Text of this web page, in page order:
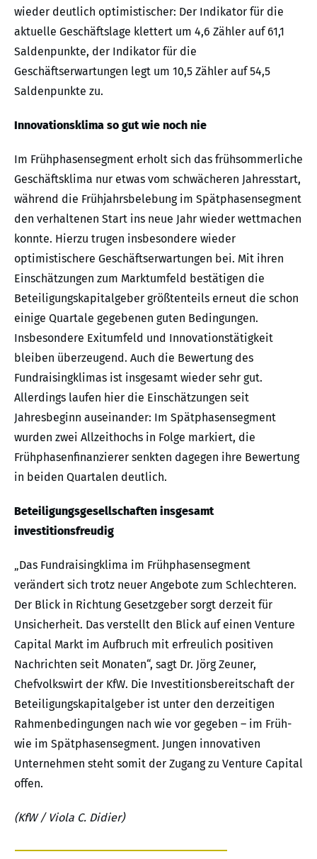
wieder deutlich optimistischer: Der Indikator für die
aktuelle Geschäftslage klettert um 4,6 Zähler auf 61,1
Saldenpunkte, der Indikator für die
Geschäftserwartungen legt um 10,5 Zähler auf 54,5
Saldenpunkte zu.
Innovationsklima so gut wie noch nie
Im Frühphasensegment erholt sich das frühsommerliche
Geschäftsklima nur etwas vom schwächeren Jahresstart,
während die Frühjahrsbelebung im Spätphasensegment
den verhaltenen Start ins neue Jahr wieder wettmachen
konnte. Hierzu trugen insbesondere wieder
optimistischere Geschäftserwartungen bei. Mit ihren
Einschätzungen zum Marktumfeld bestätigen die
Beteiligungskapitalgeber größtenteils erneut die schon
einige Quartale gegebenen guten Bedingungen.
Insbesondere Exitumfeld und Innovationstätigkeit
bleiben überzeugend. Auch die Bewertung des
Fundraisingklimas ist insgesamt wieder sehr gut.
Allerdings laufen hier die Einschätzungen seit
Jahresbeginn auseinander: Im Spätphasensegment
wurden zwei Allzeithochs in Folge markiert, die
Frühphasenfinanzierer senkten dagegen ihre Bewertung
in beiden Quartalen deutlich.
Beteiligungsgesellschaften insgesamt
investitionsfreudig
„Das Fundraisingklima im Frühphasensegment
verändert sich trotz neuer Angebote zum Schlechteren.
Der Blick in Richtung Gesetzgeber sorgt derzeit für
Unsicherheit. Das verstellt den Blick auf einen Venture
Capital Markt im Aufbruch mit erfreulich positiven
Nachrichten seit Monaten“, sagt Dr. Jörg Zeuner,
Chefvolkswirt der KfW. Die Investitionsbereitschaft der
Beteiligungskapitalgeber ist unter den derzeitigen
Rahmenbedingungen nach wie vor gegeben – im Früh-
wie im Spätphasensegment. Jungen innovativen
Unternehmen steht somit der Zugang zu Venture Capital
offen.
(KfW / Viola C. Didier)